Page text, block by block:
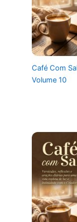
Café Com
Volume 10